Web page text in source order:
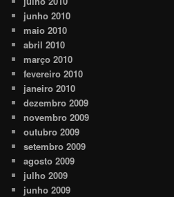
junho 2010
maio 2010
abril 2010
março 2010
fevereiro 2010
janeiro 2010
dezembro 2009
novembro 2009
outubro 2009
setembro 2009
agosto 2009
julho 2009
junho 2009